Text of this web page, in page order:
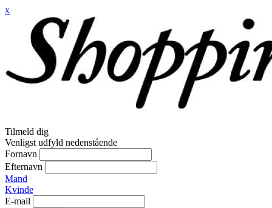
x
Tilmeld dig
Venligst udfyld nedenstående
Fornavn
Efternavn
Mand
Kvinde
E-mail